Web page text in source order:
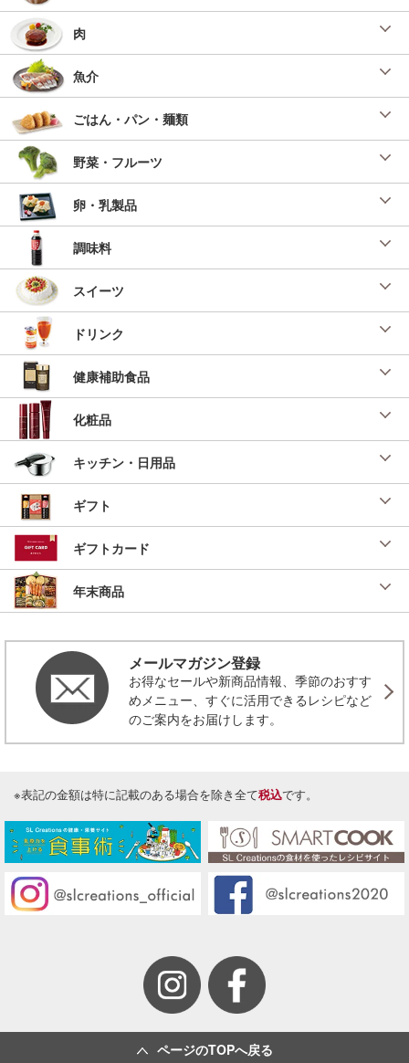
肉
魚介
ごはん・パン・麺類
野菜・フルーツ
卵・乳製品
調味料
スイーツ
ドリンク
健康補助食品
化粧品
キッチン・日用品
ギフト
ギフトカード
年末商品
メールマガジン登録
お得なセールや新商品情報、季節のおすす
めメニュー、すぐに活用できるレシピなど
のご案内をお届けします。
※表記の金額は特に記載のある場合を除き全て税込です。
ページのTOPへ戻る